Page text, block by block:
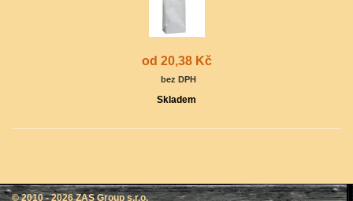
od 20,38 Kč
bez DPH
Skladem
© 2010 - 2026ZAS Group s.r.o.